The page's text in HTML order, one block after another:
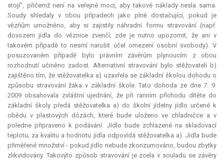
stojí“, přičemž není na veřejné moci, aby takové náklady nesla sama.
Soudy shledaly v obou případech jako plně dostačující, pokud je
vězňům umožněno, aby si zajistily náhradní formu stravování (např.
dovozem jídla do věznice zvenčí; zde je nutno upozornit, že ani v
takovém případě to nesmí narušit účel omezení osobní svobody). V
posuzovaném případě bylo právním závěrům plynoucím z obou
rozhodnutí učiněno zadost. Alternativní stravování bylo stěžovateli b)
zajištěno tím, že stěžovatelka a) uzavřela se základní školou dohodu o
způsobu stravování žáka v základní škole. Tato dohoda ze dne 7. 9.
2009 obsahovala zvláštní ujednání, že při ranním příchodu dítěte do
základní školy předá stěžovatelka a) do školní jídelny jídlo určené k
obědu v plastových dózách, které bude uloženo ve chladničce a v
poledne připraveno k podávání. Jídlo bude zchlazené na skladovací
teplotu; za kvalitu a hodnotu jídla odpovídá stěžovatelka a). Jídla bude
přiměřené množství - pokud jídlo nebude zkonzumováno, budou zbytky
zlikvidovány. Takovýto způsob stravování je zcela v souladu se závěry